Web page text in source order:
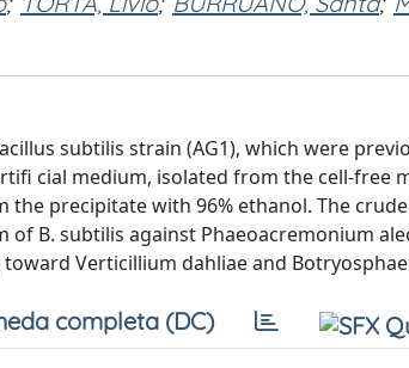
subtilis strain (AG1), which were
cial medium, isolated from the cell-free
precipitate with 96% ethanol. The
B. subtilis against Phaeoacremonium
Verticillium dahliae and
completa (DC)